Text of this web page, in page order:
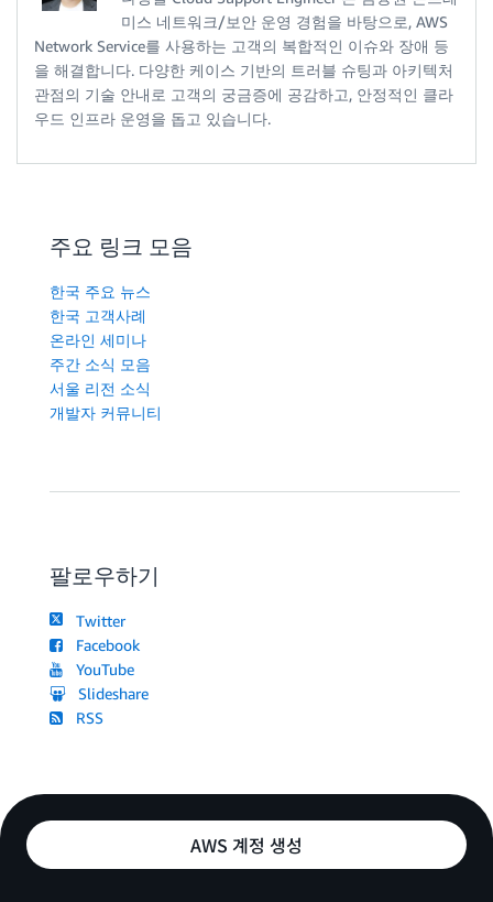
미스 네트워크/보안 운영 경험을 바탕으로, AWS
Network Service를 사용하는 고객의 복합적인 이슈와 장애 등
을 해결합니다. 다양한 케이스 기반의 트러블 슈팅과 아키텍처
관점의 기술 안내로 고객의 궁금증에 공감하고, 안정적인 클라
우드 인프라 운영을 돕고 있습니다.
주요 링크 모음
한국 주요 뉴스
한국 고객사례
온라인 세미나
주간 소식 모음
서울 리전 소식
개발자 커뮤니티
팔로우하기
Twitter
Facebook
YouTube
Slideshare
RSS
AWS 계정 생성